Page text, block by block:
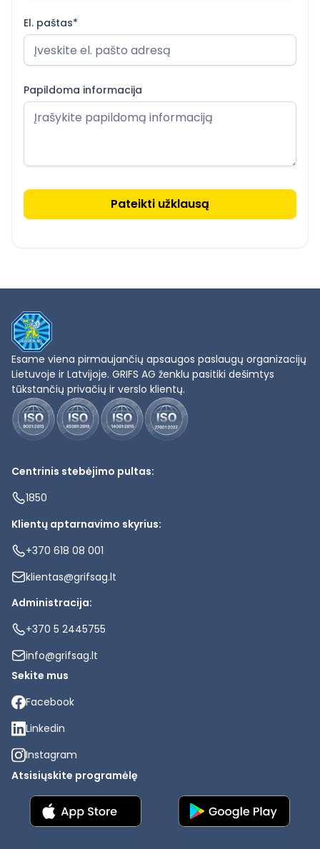
El. paštas*
Papildoma informacija
Esame viena pirmaujančių apsaugos paslaugų organizacijų
Lietuvoje ir Latvijoje. GRIFS AG ženklu pasitiki dešimtys
tūkstančių privačių ir verslo klientų.
Centrinis stebėjimo pultas:
1850
Klientų aptarnavimo skyrius:
+370 618 08 001
klientas@grifsag.lt
Administracija:
+370 5 2445755
info@grifsag.lt
Sekite mus
Facebook
Linkedin
Instagram
Atsisiųskite programėlę